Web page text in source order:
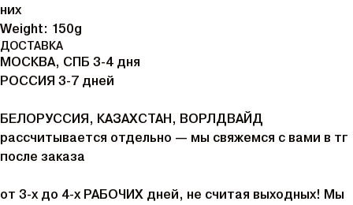
них
Weight: 150g
ДОСТАВКА
МОСКВА, СПБ 3-4 дня
РОССИЯ 3-7 дней
БЕЛОРУССИЯ, КАЗАХСТАН, ВОРЛДВАЙД
рассчитывается отдельно — мы свяжемся с вами в тг
после заказа
от 3-х до 4-х РАБОЧИХ дней, не считая выходных! Мы